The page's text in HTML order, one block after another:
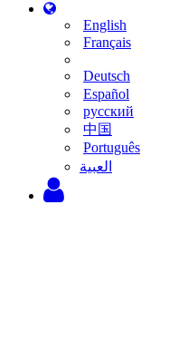
English
Français
Deutsch
Español
русский
中国
Português
‫العبية